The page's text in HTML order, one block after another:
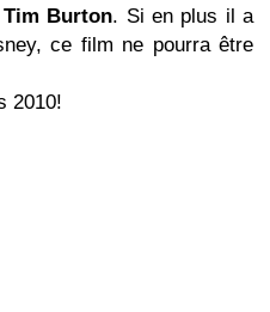
Tim Burton. Si en plus il a
ce film ne pourra être
2010!